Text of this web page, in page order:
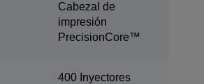
Cabezal de
impresión
PrecisionCore™
400 Inyectores